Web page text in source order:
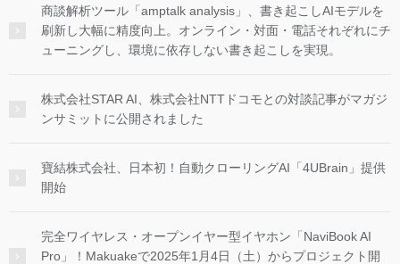
商談解析ツール「amptalk analysis」、書き起こしAIモデルを
刷新し大幅に精度向上。オンライン・対面・電話それぞれにチ
ューニングし、環境に依存しない書き起こしを実現。
株式会社STAR AI、株式会社NTTドコモとの対談記事がマガジ
ンサミットに公開されました
寶結株式会社、日本初！自動クローリングAI「4UBrain」提供
開始
完全ワイヤレス・オープンイヤー型イヤホン「NaviBook AI
Pro」！Makuakeで2025年1月4日（土）からプロジェクト開